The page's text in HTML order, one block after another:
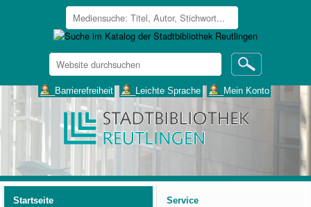
Website
durchsuchen
___Barrierefreiheit ___Leichte Sprache ___Mein Konto
Startseite
Service